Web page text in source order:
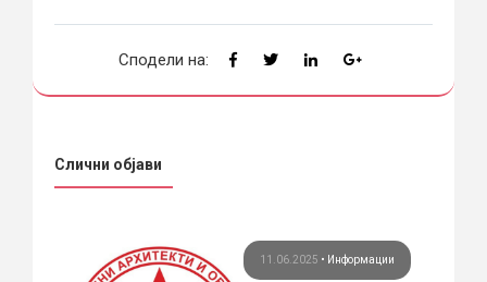
Сподели на:
Слични објави
11.06.2025 • Информации